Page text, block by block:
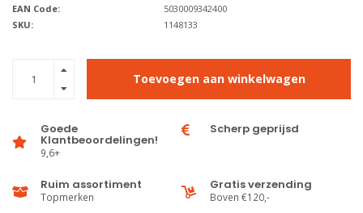
EAN Code:
5030009342400
SKU:
1148133
Toevoegen aan winkelwagen
Goede
Klantbeoordelingen!
9,6+
Scherp geprijsd
Ruim assortiment
Topmerken
Gratis verzending
Boven €120,-